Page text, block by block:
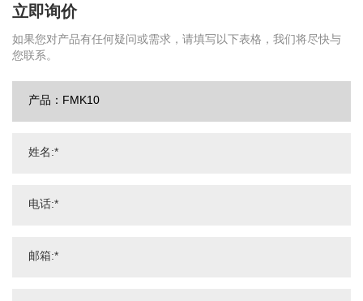
立即询价
如果您对产品有任何疑问或需求，请填写以下表格，我们将尽快与
您联系。